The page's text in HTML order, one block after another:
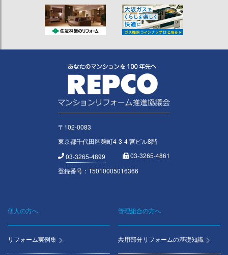
〒102-0083
東京都千代田区麹町4-3-4 宮ビル8階
03-3265-4899
03-3265-4861
登録番号：T5010005016366
Footer
menu
個人の方へ
リフォーム実例集
管理組合の方へ
共用部分リフォームの基礎知識